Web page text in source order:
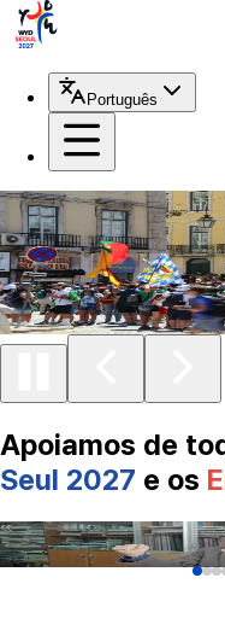
Português
WYD2027 ·
DID
Apoiamos de
Seul 2027 e os
Baek Yun-hak
Maestro